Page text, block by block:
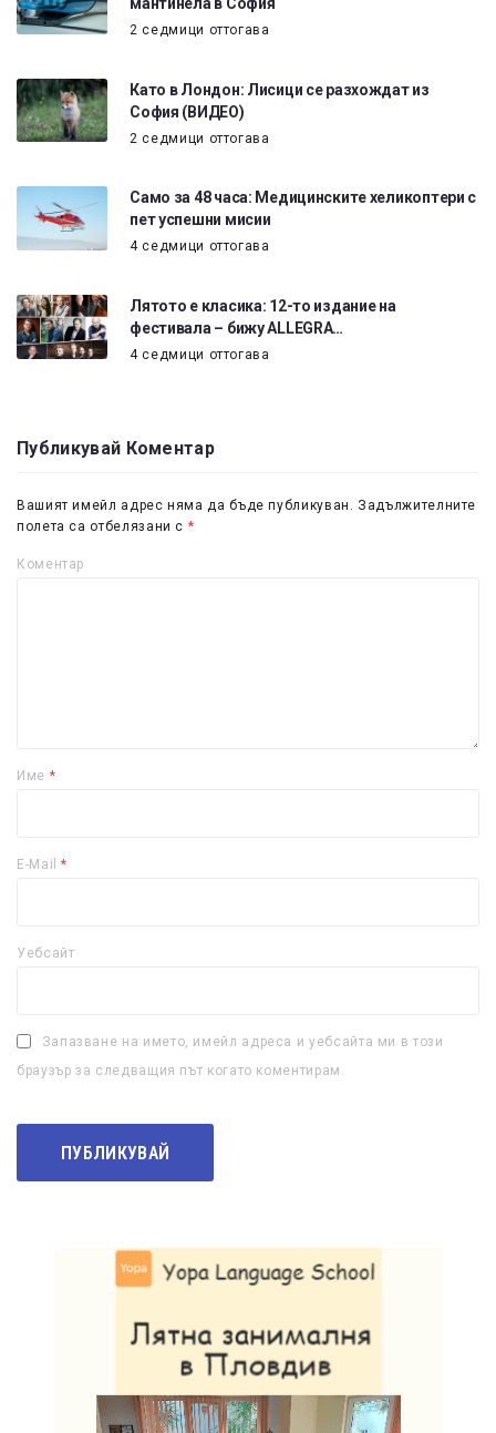
2 седмици оттогава
Като в Лондон: Лисици се разхождат из
София (ВИДЕО)
2 седмици оттогава
Само за 48 часа: Медицинските хеликоптери с
пет успешни мисии
4 седмици оттогава
Лятото е класика: 12-то издание на
фестивала – бижу ALLEGRA…
4 седмици оттогава
Публикувай Коментар
Вашият имейл адрес няма да бъде публикуван. Задължителните
полета са отбелязани с *
Коментар
Име *
E-Mail*
Уебсайт
Запазване на името, имейл адреса и уебсайта ми в този
браузър за следващия път когато коментирам.